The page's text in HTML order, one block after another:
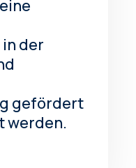
der
gefördert
werden.